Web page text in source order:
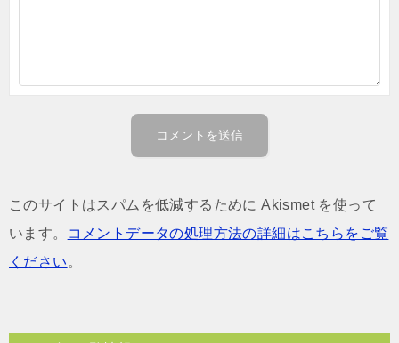
このサイトはスパムを低減するために Akismet を使って
います。
コメントデータの処理方法の詳細はこちらをご覧
ください 。